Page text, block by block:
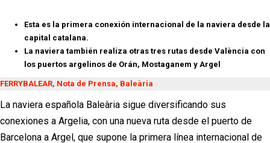
Esta es la primera conexión internacional de la naviera desde la
capital catalana.
La naviera también realiza otras tres rutas desde València con
los puertos argelinos de Orán, Mostaganem y Argel
FERRYBALEAR, Nota de Prensa, Baleària
La naviera española Baleària sigue diversificando sus
conexiones a Argelia, con una nueva ruta desde el puerto de
Barcelona a Argel, que supone la primera línea internacional de